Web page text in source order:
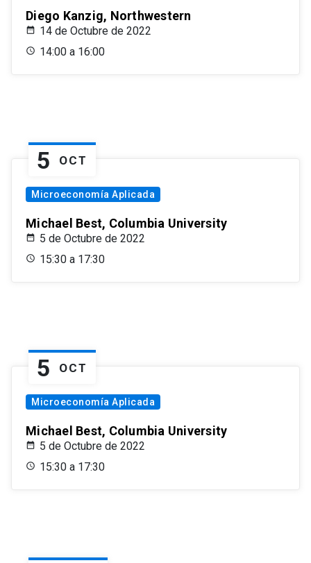
Diego Kanzig, Northwestern
14 de Octubre de 2022
14:00 a 16:00
5 OCT
Microeconomía Aplicada
Michael Best, Columbia University
5 de Octubre de 2022
15:30 a 17:30
5 OCT
Microeconomía Aplicada
Michael Best, Columbia University
5 de Octubre de 2022
15:30 a 17:30